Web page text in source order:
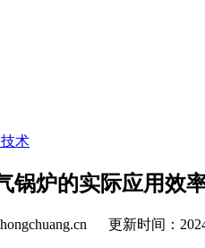
术
锅炉的实际应用效
更新时间：